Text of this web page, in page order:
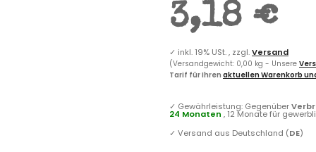
3,18 €
✓ inkl. 19% USt. , zzgl.Versand
(Versandgewicht: 0,00 kg - Unsere
Tarif für Ihren aktuellen Warenkorb
✓ Gewährleistung: Gegenüber
24 Monaten , 12 Monate für
✓ Versand aus Deutschland (DE)